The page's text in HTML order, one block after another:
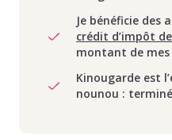
Je bénéficie des
crédit d’impôt
montant de mes
Kinougarde est
nounou :